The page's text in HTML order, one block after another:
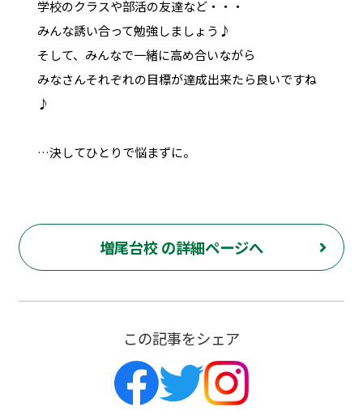
学校のクラスや部活の友達など・・・
みんな誘い合って勉強しましょう♪
そして、みんなで一緒に高め合いながら
みなさんそれぞれの目標が達成出来たら良いですね
♪
…決してひとりで悩まずに。
増尾台校 の詳細ページへ
この記事をシェア